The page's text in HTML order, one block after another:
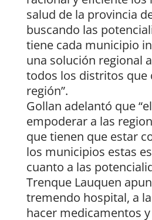
salud de la provincia
buscando las
tiene cada municipio
una solución regional
todos los distritos que
región”.
Gollan adelantó que
empoderar a las
que tienen que estar
los municipios estas
cuanto a las
Trenque Lauquen
tremendo hospital, a
hacer medicamentos